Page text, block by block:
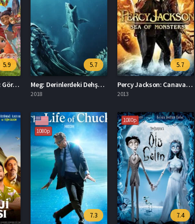
5.9
Kahraman Cüceler: Görev Başında İzle
5.7
Meg: Derinlerdeki Dehşet Full HD İzle
2018
5.7
Percy Jackson: Canavarlar Denizi Türkçe Dublaj İzle
2013
1080p
7.3
1080p
7.4